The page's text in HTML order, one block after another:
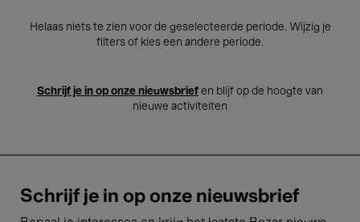
Helaas niets te zien voor de geselecteerde periode. Wijzig je
filters of kies een andere periode.
Schrijf je in op onze nieuwsbrief en blijf op de hoogte van
nieuwe activiteiten
Schrijf je in op onze nieuwsbrief